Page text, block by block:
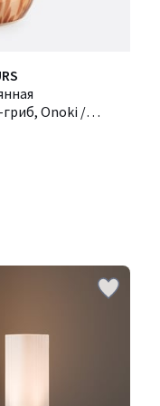
Onoki /